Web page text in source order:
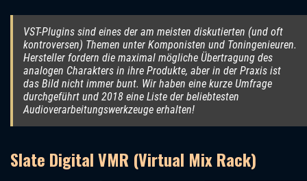
VST-Plugins sind eines der am meisten diskutierten (und oft
kontroversen) Themen unter Komponisten und Toningenieuren.
Hersteller fordern die maximal mögliche Übertragung des
analogen Charakters in ihre Produkte, aber in der Praxis ist
das Bild nicht immer bunt. Wir haben eine kurze Umfrage
durchgeführt und 2018 eine Liste der beliebtesten
Audioverarbeitungswerkzeuge erhalten!
Slate Digital VMR (Virtual Mix Rack)